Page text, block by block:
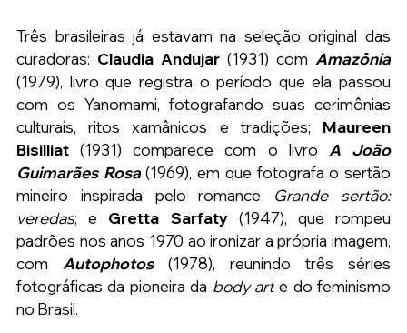
Três brasileiras já estavam na seleção original das
curadoras: Claudia Andujar (1931) com Amazônia
(1979), livro que registra o período que ela passou
com os Yanomami, fotografando suas cerimônias
culturais, ritos xamânicos e tradições; Maureen
Bisilliat (1931) comparece com o livro A João
Guimarães Rosa (1969), em que fotografa o sertão
mineiro inspirada pelo romance Grande sertão:
veredas; e Gretta Sarfaty (1947), que rompeu
padrões nos anos 1970 ao ironizar a própria imagem,
com Autophotos (1978), reunindo três séries
fotográficas da pioneira da body art e do feminismo
no Brasil.